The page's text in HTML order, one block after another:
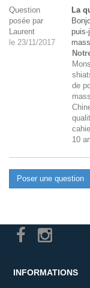
Question
posée par
Laurent
le 23/11/2017
La
de
10
Poser une question
INFORMATIONS